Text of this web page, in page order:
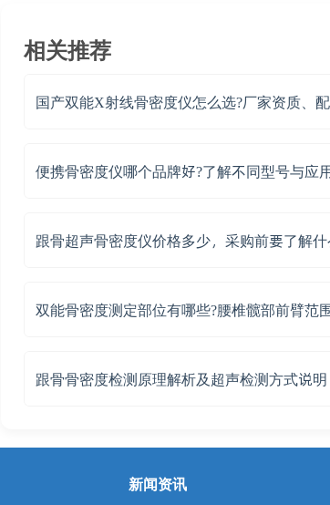
相关推荐
国产双能X射线骨密度仪怎么选?厂家资质、
便携骨密度仪哪个品牌好?了解不同型号与应
跟骨超声骨密度仪价格多少，采购前要了解
双能骨密度测定部位有哪些?腰椎髋部前臂范
跟骨骨密度检测原理解析及超声检测方式说明
新闻资讯